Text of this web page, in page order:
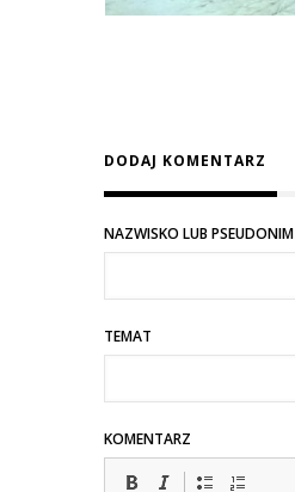
DODAJ KOMENTARZ
NAZWISKO LUB PSEUDONIM
TEMAT
KOMENTARZ